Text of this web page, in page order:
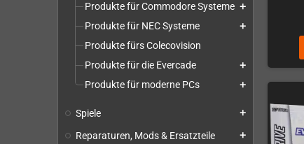
Produkte für Commodore Systeme add
Produkte für NEC Systeme add
Produkte fürs Colecovision
Produkte für die Evercade
add
Produkte für moderne PCs add
Spiele add
Reparaturen, Mods & Ersatzteile add